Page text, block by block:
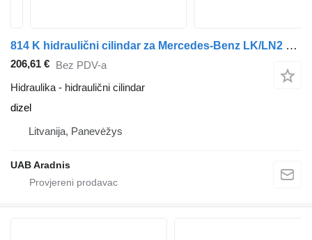
814 K hidraulični cilindar za Mercedes-Benz LK/LN2 kamiona
206,61 € Bez PDV-a
Hidraulika - hidraulični cilindar
dizel
Litvanija, Panevėžys
UAB Aradnis